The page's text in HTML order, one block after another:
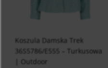
Koszula Damska Trek
36S5786/E555 – Turkusowa
| Outdoor